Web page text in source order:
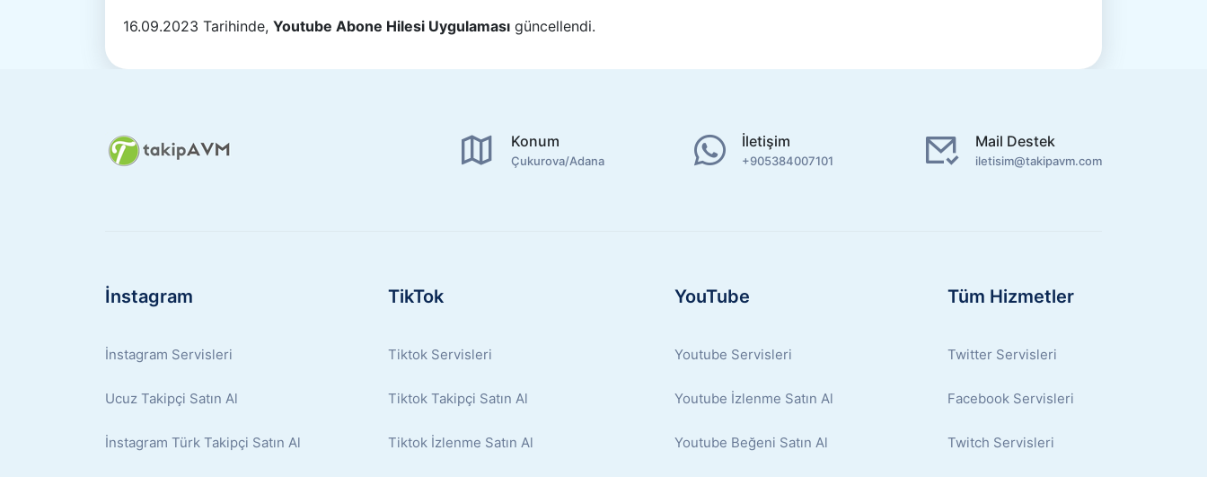
16.09.2023 Tarihinde, Youtube Abone Hilesi Uygulaması güncellendi.
Konum
Çukurova/Adana
İletişim
+905384007101
Mail Destek
iletisim@takipavm.com
İnstagram
İnstagram Servisleri
Ucuz Takipçi Satın Al
İnstagram Türk Takipçi Satın Al
TikTok
Tiktok Servisleri
Tiktok Takipçi Satın Al
Tiktok İzlenme Satın Al
YouTube
Youtube Servisleri
Youtube İzlenme Satın Al
Youtube Beğeni Satın Al
Tüm Hizmetler
Twitter Servisleri
Facebook Servisleri
Twitch Servisleri